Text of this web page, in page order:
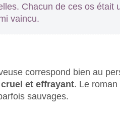
Chacun de ces os était
vaincu.
correspond bien au
et effrayant. Le
sauvages.